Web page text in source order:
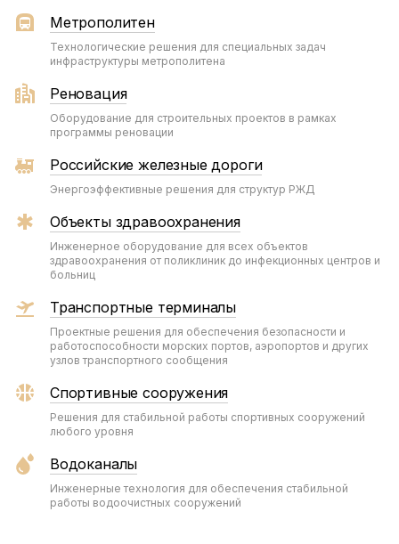
Метрополитен
Технологические решения для специальных задач
инфраструктуры метрополитена
Реновация
Оборудование для строительных проектов в рамках
программы реновации
Российские железные дороги
Энергоэффективные решения для структур РЖД
Объекты здравоохранения
Инженерное оборудование для всех объектов
здравоохранения от поликлиник до инфекционных центров и
больниц
Транспортные терминалы
Проектные решения для обеспечения безопасности и
работоспособности морских портов, аэропортов и других
узлов транспортного сообщения
Спортивные сооружения
Решения для стабильной работы спортивных сооружений
любого уровня
Водоканалы
Инженерные технология для обеспечения стабильной
работы водоочистных сооружений